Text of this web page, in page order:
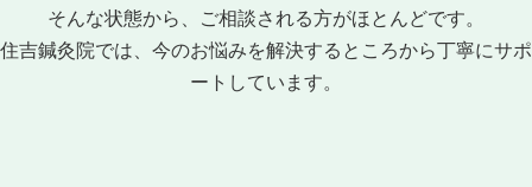
そんな状態から、ご相談される方がほとんどです。
住吉鍼灸院では、今のお悩みを解決するところから丁寧にサポ
ートしています。